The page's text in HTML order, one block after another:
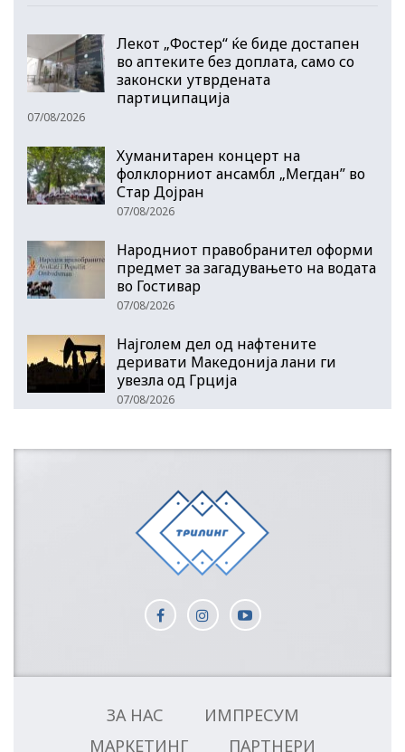
Лекот „Фостер“ ќе биде достапен
во аптеките без доплата, само со
законски утврдената
партиципација
07/08/2026
Хуманитарен концерт на
фолклорниот ансамбл „Мегдан” во
Стар Дојран
07/08/2026
Народниот правобранител оформи
предмет за загадувањето на водата
во Гостивар
07/08/2026
Најголем дел од нафтените
деривати Македонија лани ги
увезла од Грција
07/08/2026
ЗА НАС
ИМПРЕСУМ
МАРКЕТИНГ
ПАРТНЕРИ